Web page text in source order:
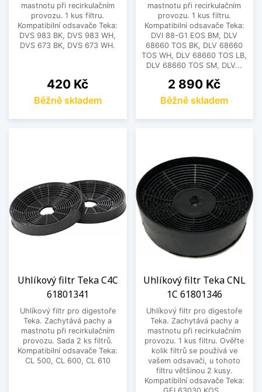
dbát na kompatibilitu.
Vyberte si filtr k odsavači par, který zajistí účinné
odsávání, čistší vzduch a pohodlnější vaření v
Zobrazit méně
mastnotu při recirkulačním
provozu. 1 kus filtru.
Kompatibilní odsavače Teka:
DVS 983 BK, DVS 983 WH,
DVS 673 BK, DVS 673 WH.
Cena
420 Kč
Běžně skladem
mastnotu při recirkulačním
provozu. 1 kus filtru.
Kompatibilní odsavače Teka:
DVI 88-G1 EOS BM, DLV
68660 TOS BK, DLV 68660
TOS WH, DLV 68660 TOS LB,
DLV 68660 TOS SM, DLV...
Cena
2 890 Kč
Běžně skladem
Uhlíkový filtr Teka C4C
61801341
Uhlíkový filtr pro digestoře
Teka. Zachytává pachy a
mastnotu při recirkulačním
provozu. Sada 2 ks filtrů.
Kompatibilní odsavače Teka:
CL 500, CL 600, CL 610
Uhlíkový filtr Teka CNL
1C 61801346
Uhlíkový filtr pro digestoře
Teka. Zachytává pachy a
mastnotu při recirkulačním
provozu. 1 kus filtru. Ověřte
kolik filtrů se používá ve
vašem odsavači, u tohoto
filtru většinou 2 kusy.
Kompatibilní odsavače Teka: